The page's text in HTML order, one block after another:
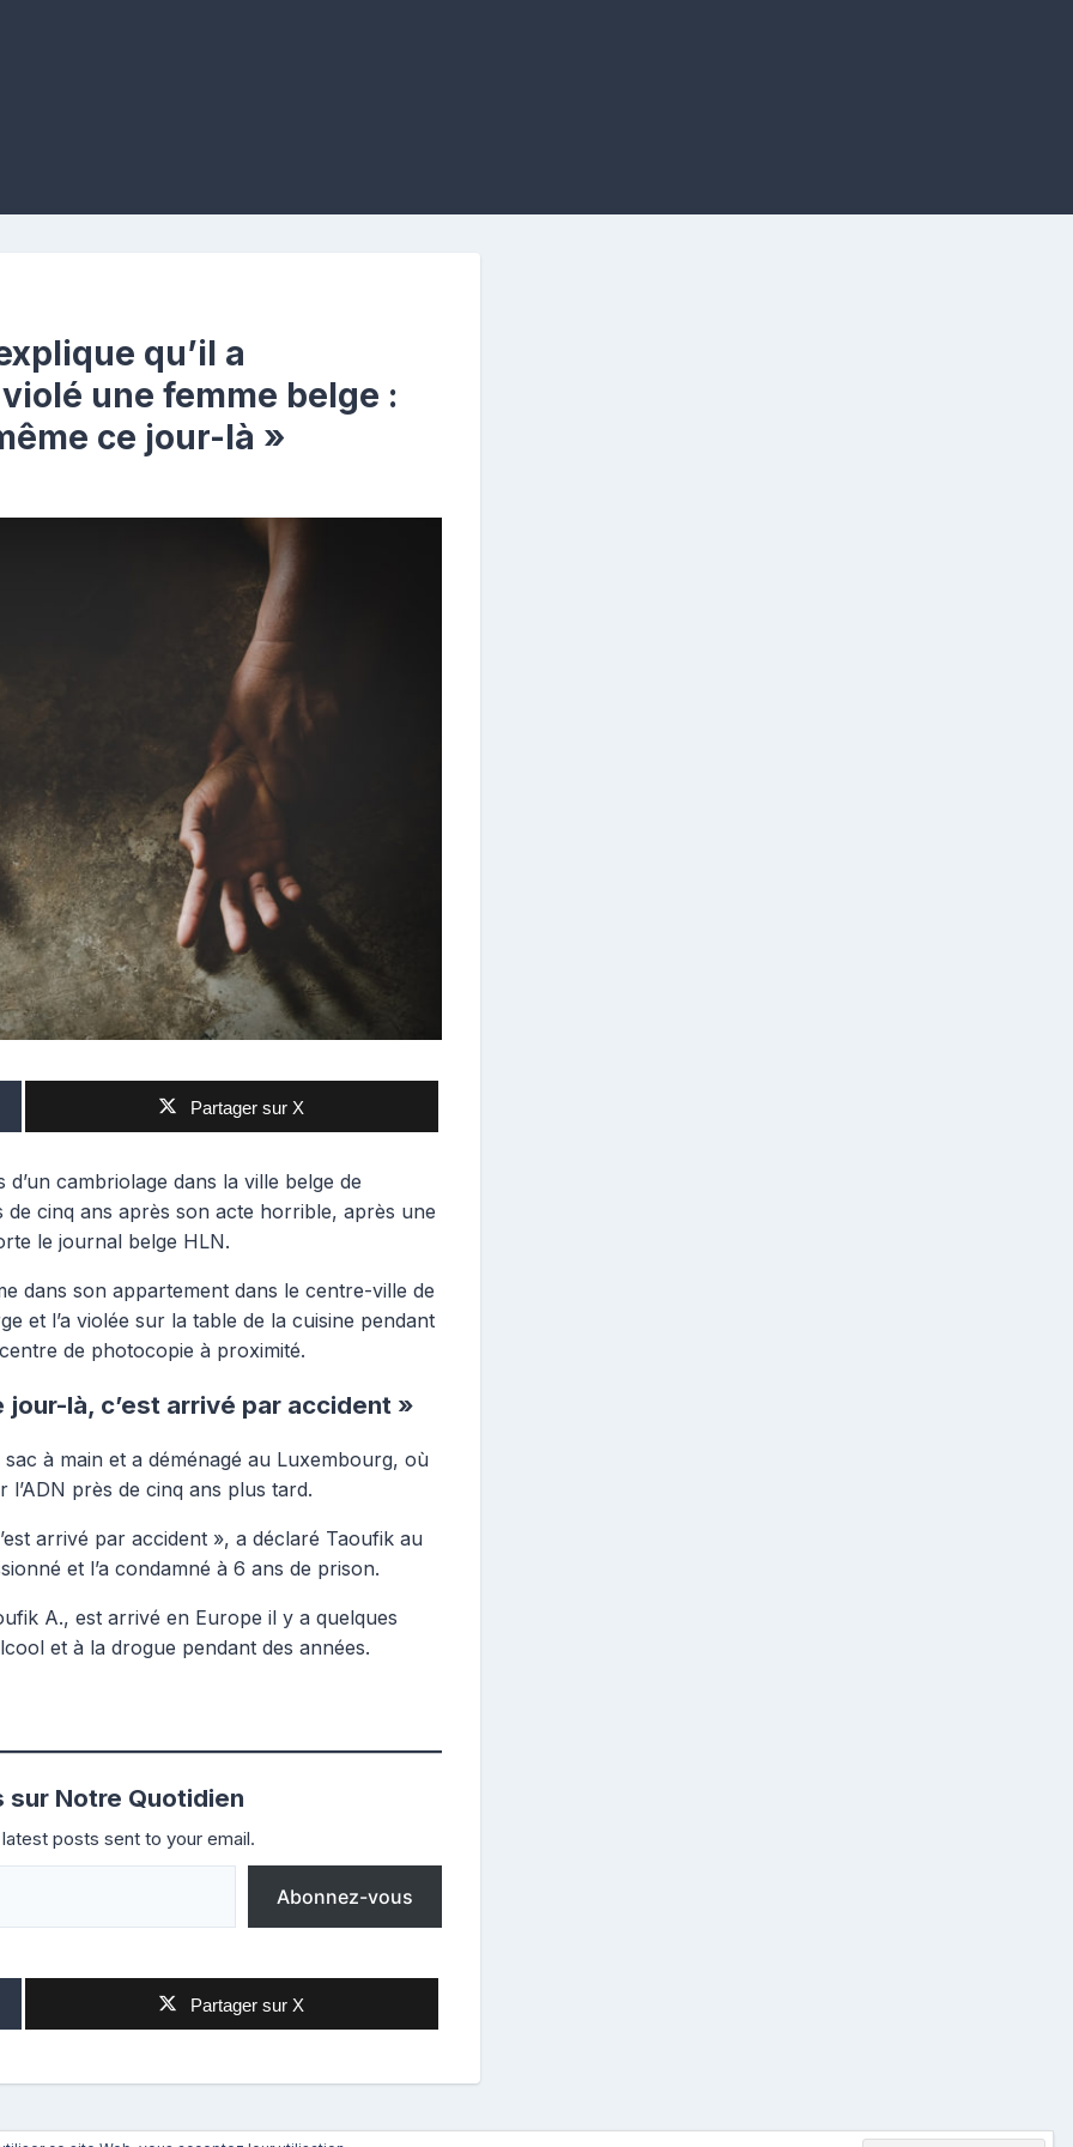
qu’il a
une femme belge :
ce jour-là »
Partager sur X
cambriolage dans la ville belge de
cinq ans après son acte horrible, après une
le journal belge HLN.
dans son appartement dans le centre-ville de
et l’a violée sur la table de la cuisine pendant
de photocopie à proximité.
là, c’est arrivé par accident »
à main et a déménagé au Luxembourg, où
près de cinq ans plus tard.
arrivé par accident », a déclaré Taoufik au
et l’a condamné à 6 ans de prison.
A., est arrivé en Europe il y a quelques
et à la drogue pendant des années.
sur Notre Quotidien
posts sent to your email.
Abonnez-vous
Partager sur X